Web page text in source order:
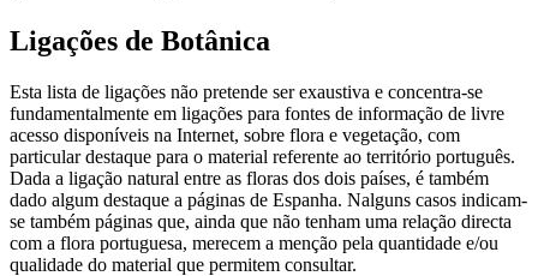
Ligações de Botânica
Esta lista de ligações não pretende ser exaustiva e concentra-se
fundamentalmente em ligações para fontes de informação de livre
acesso disponíveis na Internet, sobre flora e vegetação, com
particular destaque para o material referente ao território português.
Dada a ligação natural entre as floras dos dois países, é também
dado algum destaque a páginas de Espanha. Nalguns casos indicam-
se também páginas que, ainda que não tenham uma relação directa
com a flora portuguesa, merecem a menção pela quantidade e/ou
qualidade do material que permitem consultar.